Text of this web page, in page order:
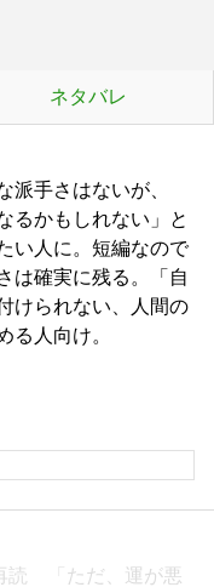
ネタバレ
派手さはないが、
るかもしれない」と
い人に。短編なので
は確実に残る。「自
けられない、人間の
る人向け。
読 「ただ、運が悪